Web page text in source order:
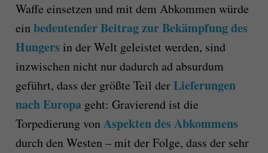
Waffe einsetzen und mit dem Abkommen würde
einbedeutender Beitrag zur Bekämpfung des
Hungers in der Welt geleistet werden, sind
inzwischen nicht nur dadurch ad absurdum
geführt, dass der größte Teil derLieferungen
nach Europageht: Gravierend ist die
Torpedierung vonAspekten des Abkommens
durch den Westen – mit der Folge, dass der sehr